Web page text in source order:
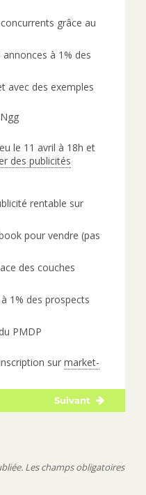
grâce au
à 1% des
avec des exemples
le 11 avril à 18h et
des publicités
rentable sur
pour vendre (pas
des couches
1% des prospects
PMDP
sur market-
Suivant
Publication
Les champs obligatoires